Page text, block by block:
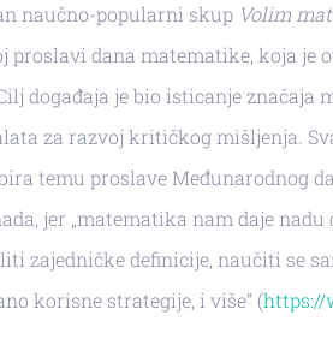
naučno-popularni skup Volim
dana matematike, koja je
događaja je bio isticanje značaja
za razvoj kritičkog mišljenja.
temu proslave Međunarodnog
jer „matematika nam daje nadu
zajedničke definicije, naučiti se
korisne strategije, i više“ (https://